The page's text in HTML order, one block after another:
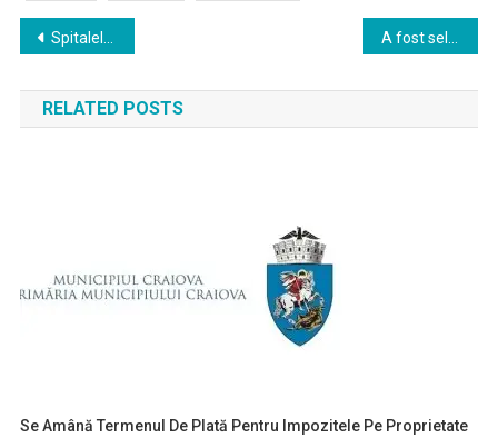
Navigare
în
articole
Spitalele din Craiova vor primi 23 milioane euro pentru dotări necesare combaterii SARS-CoV-2
RELATED POSTS
Se Amână Termenul De Plată Pentru Impozitele Pe Proprietate